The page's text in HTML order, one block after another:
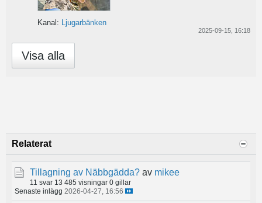
Kanal: Ljugarbänken
2025-09-15, 16:18
Visa alla
Relaterat
Tillagning av Näbbgädda? av mikee
11 svar 13 485 visningar 0 gillar
Senaste inlägg 2026-04-27, 16:56